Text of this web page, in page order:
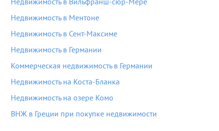
Недвижимость в Ментоне
Недвижимость в Сент-Максиме
Недвижимость в Германии
Коммерческая недвижимость в Германии
Недвижимость на Коста-Бланка
Недвижимость на озере Комо
ВНЖ в Греции при покупке недвижимости